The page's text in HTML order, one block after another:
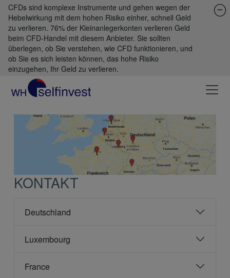
CFDs sind komplexe Instrumente und gehen wegen der
Hebelwirkung mit dem hohen Risiko einher, schnell Geld
zu verlieren. 76% der Kleinanlegerkonten verlieren Geld
beim CFD-Handel mit diesem Anbieter. Sie sollten
überlegen, ob Sie verstehen, wie CFD funktionieren, und
ob Sie es sich leisten können, das hohe Risiko
einzugehen, Ihr Geld zu verlieren.
KONTAKT
Deutschland
Luxembourg
France